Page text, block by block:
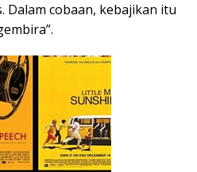
Dalam cobaan, kebajikan itu